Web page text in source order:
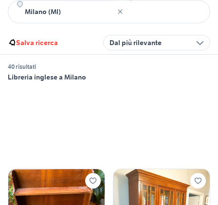
Salva ricerca Dal più rilevante
40 risultati
Libreria inglese a Milano